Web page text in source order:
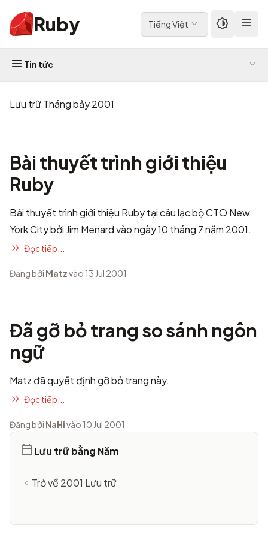
Ruby Tiếng Việt
Tin tức
Lưu trữ Tháng bảy 2001
Bài thuyết trình giới thiệu
Ruby
Bài thuyết trình giới thiệu Ruby tại câu lạc bộ CTO New
York Citybởi Jim Menard vào ngày 10 tháng 7 năm 2001.
Đọc tiếp...
Đăng bởi Matzvào 13 Jul 2001
Đã gỡ bỏ trang so sánh ngôn
ngữ
Matz đã quyết định gỡ bỏ trang này.
Đọc tiếp...
Đăng bởi NaHivào 10 Jul 2001
Lưu trữ bằng Năm
Trở về 2001 Lưu trữ